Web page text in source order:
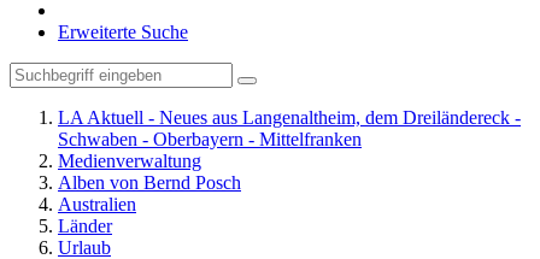
Erweiterte Suche
LA Aktuell - Neues aus Langenaltheim, dem Dreiländereck -
Schwaben - Oberbayern - Mittelfranken
Medienverwaltung
Alben von Bernd Posch
Australien
Länder
Urlaub